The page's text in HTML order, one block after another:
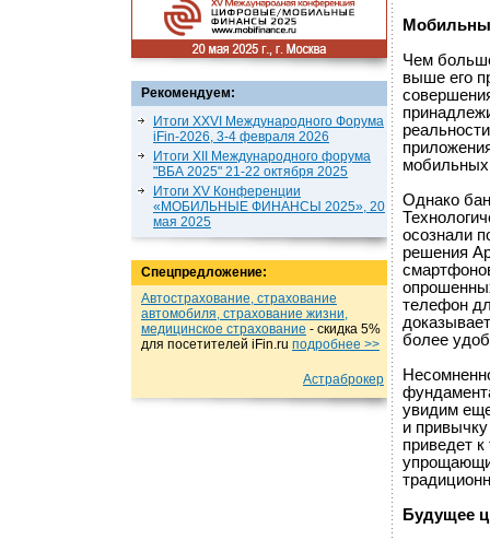
Рекомендуем:
Итоги XXVI Международного Форума
iFin-2026, 3-4 февраля 2026
Итоги XII Международного форума
"ВБА 2025" 21-22 октября 2025
Итоги XV Конференции
«МОБИЛЬНЫЕ ФИНАНСЫ 2025», 20
мая 2025
Спецпредложение:
Автострахование, страхование
автомобиля, страхование жизни,
медицинское страхование - cкидка 5%
для посетителей iFin.ru подробнеe >>
Астраброкер
Чем
выше его
Однако
осознали
решения
телефон
более
увидим
и
приведет
Будущее